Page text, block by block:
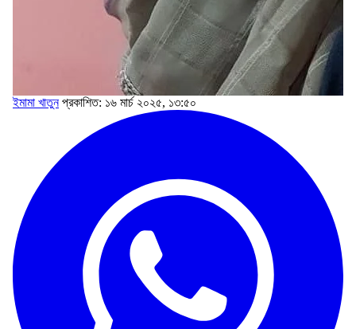
ইমামা খাতুন প্রকাশিত: ১৬ মার্চ ২০২৫, ১৩:৫০